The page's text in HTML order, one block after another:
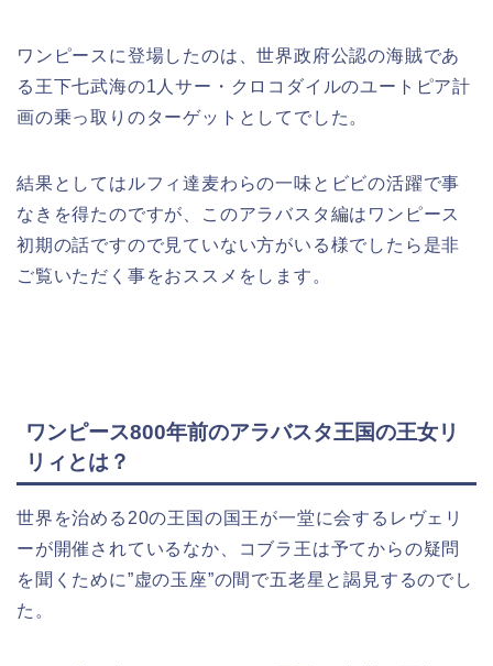
ワンピースに登場したのは、世界政府公認の海賊であ
る 王下七武海の1人サー・クロコダイルのユートピア計
画の乗っ取りのターゲットとしてでした。
結果としてはルフィ達麦わらの一味とビビの活躍で事
なきを得たのですが、このアラバスタ編はワンピース
初期の話ですので見ていない方がいる様でしたら是非
ご覧いただく事をおススメをします。
ワンピース800年前のアラバスタ王国の王女リ
リィとは？
世界を治める20の王国の国王が一堂に会するレヴェリ
ーが開催されているなか、コブラ王は予てからの疑問
を聞くために”虚の玉座”の間で五老星と謁見するのでし
た。